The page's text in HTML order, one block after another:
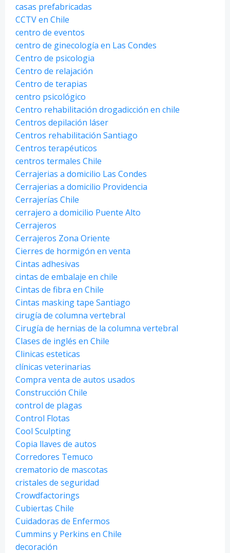
casas prefabricadas
CCTV en Chile
centro de eventos
centro de ginecología en Las Condes
Centro de psicologia
Centro de relajación
Centro de terapias
centro psicológico
Centro rehabilitación drogadicción en chile
Centros depilación láser
Centros rehabilitación Santiago
Centros terapéuticos
centros termales Chile
Cerrajerias a domicilio Las Condes
Cerrajerias a domicilio Providencia
Cerrajerías Chile
cerrajero a domicilio Puente Alto
Cerrajeros
Cerrajeros Zona Oriente
Cierres de hormigón en venta
Cintas adhesivas
cintas de embalaje en chile
Cintas de fibra en Chile
Cintas masking tape Santiago
cirugía de columna vertebral
Cirugía de hernias de la columna vertebral
Clases de inglés en Chile
Clinicas esteticas
clínicas veterinarias
Compra venta de autos usados
Construcción Chile
control de plagas
Control Flotas
Cool Sculpting
Copia llaves de autos
Corredores Temuco
crematorio de mascotas
cristales de seguridad
Crowdfactorings
Cubiertas Chile
Cuidadoras de Enfermos
Cummins y Perkins en Chile
decoración